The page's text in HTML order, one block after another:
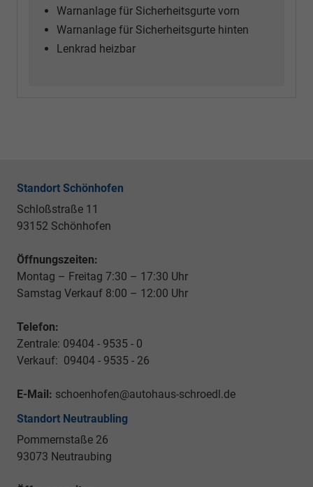
Warnanlage für Sicherheitsgurte vorn
Warnanlage für Sicherheitsgurte hinten
Lenkrad heizbar
Standort Schönhofen
Schloßstraße 11
93152 Schönhofen
Öffnungszeiten:
Montag – Freitag 7:30 – 17:30 Uhr
Samstag Verkauf 8:00 – 12:00 Uhr
Telefon:
Zentrale: 09404 - 9535 - 0
Verkauf: 09404 - 9535 - 26
E-Mail: schoenhofen@autohaus-schroedl.de
Standort Neutraubling
Pommernstaße 26
93073 Neutraubing